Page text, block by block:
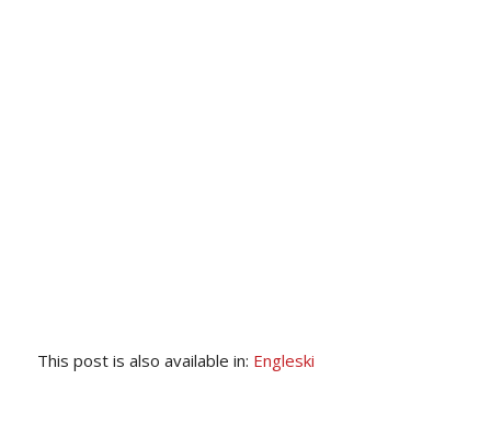
This post is also available in: Engleski